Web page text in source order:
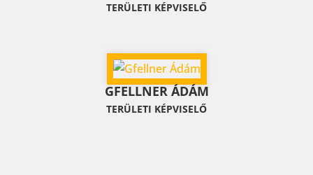
TERÜLETI KÉPVISELŐ
GFELLNER ÁDÁM
TERÜLETI KÉPVISELŐ